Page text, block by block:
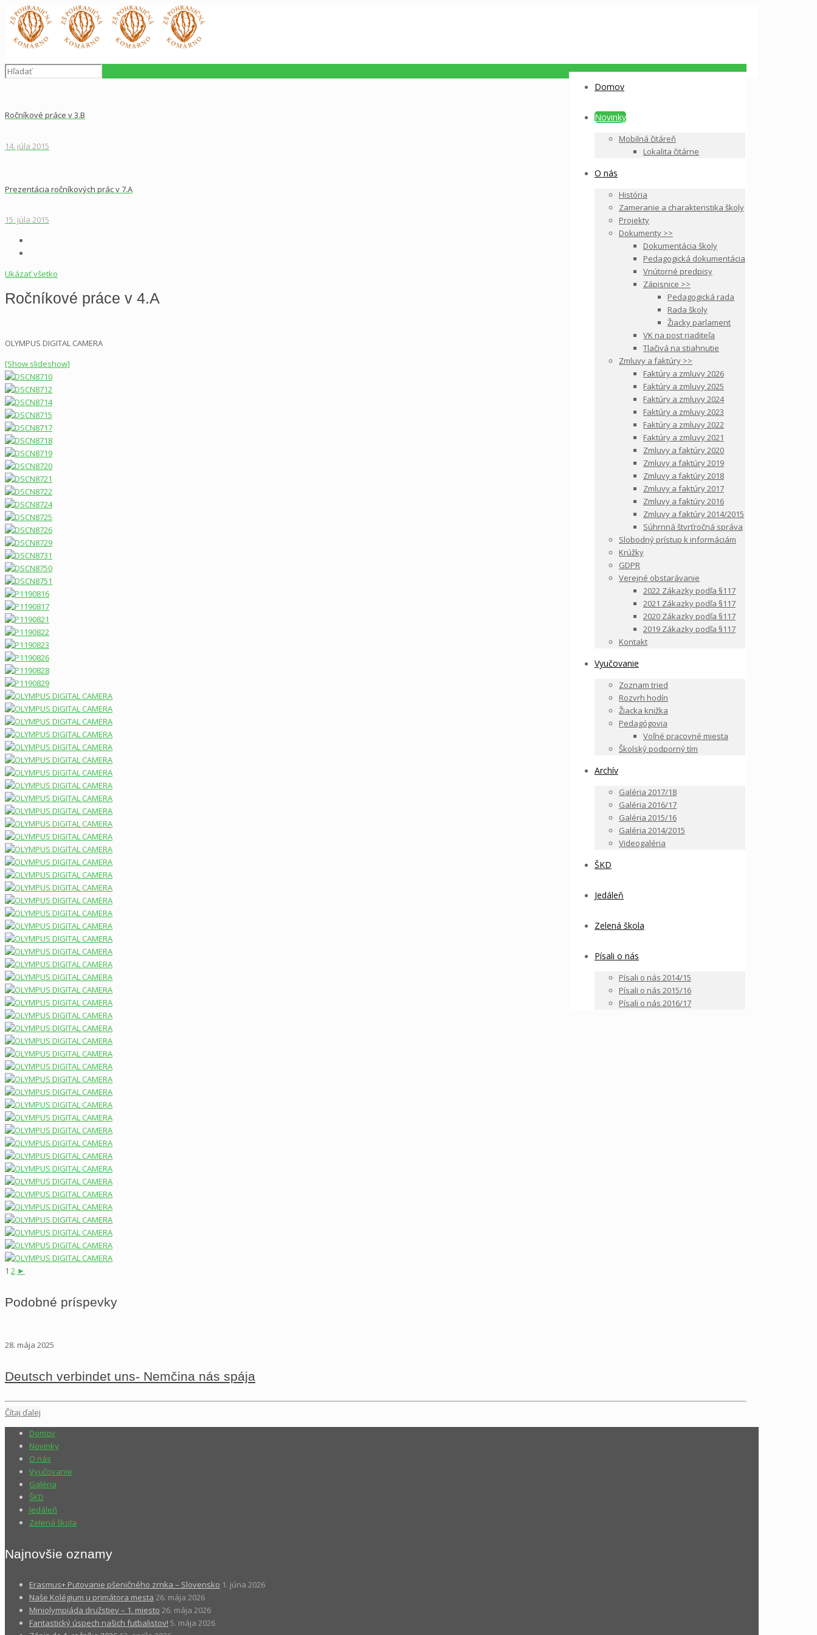
Domov
Novinky
Mobilná čitáreň
Lokalita čitárne
O nás
História
Zameranie a charakteristika školy
Projekty
Dokumenty >>
Dokumentácia školy
Pedagogická dokumentácia
Vnútorné predpisy
Zápisnice >>
Pedagogická rada
Rada školy
Žiacky parlament
VK na post riaditeľa
Tlačivá na stiahnutie
Zmluvy a faktúry >>
Faktúry a zmluvy 2026
Faktúry a zmluvy 2025
Faktúry a zmluvy 2024
Faktúry a zmluvy 2023
Faktúry a zmluvy 2022
Faktúry a zmluvy 2021
Zmluvy a faktúry 2020
Zmluvy a faktúry 2019
Zmluvy a faktúry 2018
Zmluvy a faktúry 2017
Zmluvy a faktúry 2016
Zmluvy a faktúry 2014/2015
Súhrnná štvrťročná správa
Slobodný prístup k informáciám
Krúžky
GDPR
Verejné obstarávanie
2022 Zákazky podľa §117
2021 Zákazky podľa §117
2020 Zákazky podľa §117
2019 Zákazky podľa §117
Kontakt
Vyučovanie
Zoznam tried
Rozvrh hodín
Žiacka knižka
Pedagógovia
Voľné pracovné miesta
Školský podporný tím
Archív
Galéria 2017/18
Galéria 2016/17
Galéria 2015/16
Galéria 2014/2015
Videogaléria
ŠKD
Jedáleň
Zelená škola
Písali o nás
Písali o nás 2014/15
Písali o nás 2015/16
Písali o nás 2016/17
Ročníkové práce v 3.B
14. júla 2015
Prezentácia ročníkových prác v 7.A
15. júla 2015
Ukázať všetko
Ročníkové práce v 4.A
OLYMPUS DIGITAL CAMERA
[Show slideshow]
1 2 ►
Podobné príspevky
28. mája 2025
Deutsch verbindet uns- Nemčina nás spája
Čítaj ďalej
Domov
Novinky
O nás
Vyučovanie
Galéria
ŠKD
Jedáleň
Zelená škola
Najnovšie oznamy
Erasmus+ Putovanie pšeničného zrnka – Slovensko 1. júna 2026
Naše Kolégium u primátora mesta 26. mája 2026
Miniolympiáda družstiev – 1. miesto 26. mája 2026
Fantastický úspech našich futbalistov! 5. mája 2026